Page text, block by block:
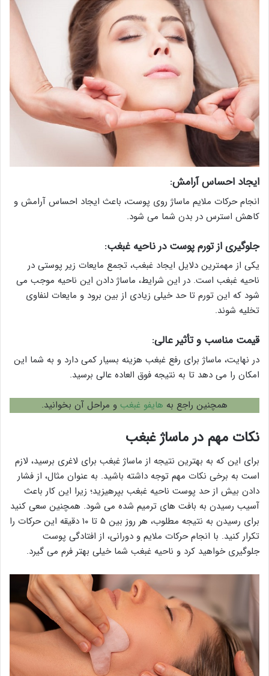
ایجاد احساس آرامش:
انجام حرکات ملایم ماساژ روی پوست، باعث ایجاد احساس آرامش و
کاهش استرس در بدن شما می شود.
جلوگیری از تورم پوست در ناحیه غبغب:
یکی از مهمترین دلایل ایجاد غبغب، تجمع مایعات زیر پوستی در
ناحیه غبغب است. در این شرایط، ماساژ دادن این ناحیه موجب می
شود که این تورم تا حد خیلی زیادی از بین برود و مایعات لنفاوی
تخلیه شوند.
قیمت مناسب و تأثیر عالی:
در نهایت، ماساژ برای رفع غبغب هزینه بسیار کمی دارد و به شما این
امکان را می دهد تا به نتیجه فوق العاده عالی برسید.
همچنین راجع به هایفو غبغب و مراحل آن بخوانید.
نکات مهم در ماساژ غبغب
برای این که به بهترین نتیجه از ماساژ غبغب برای لاغری برسید، لازم
است به برخی نکات مهم توجه داشته باشید. به عنوان مثال، از فشار
دادن بیش از حد پوست ناحیه غبغب بپرهیزید؛ زیرا این کار باعث
آسیب رسیدن به بافت های ترمیم شده می شود. همچنین سعی کنید
برای رسیدن به نتیجه مطلوب، هر روز بین ۵ تا ۱۰ دقیقه این حرکات را
تکرار کنید. با انجام حرکات ملایم و دورانی، از افتادگی پوست
جلوگیری خواهید کرد و ناحیه غبغب شما خیلی بهتر فرم می گیرد.